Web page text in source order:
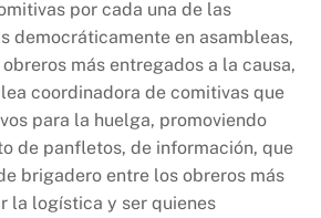
por cada una de las
democráticamente en asambleas,
más entregados a la causa,
coordinadora de comitivas que
para la huelga, promoviendo
de panfletos, de información, que
brigadero entre los obreros más
la logística y ser quienes